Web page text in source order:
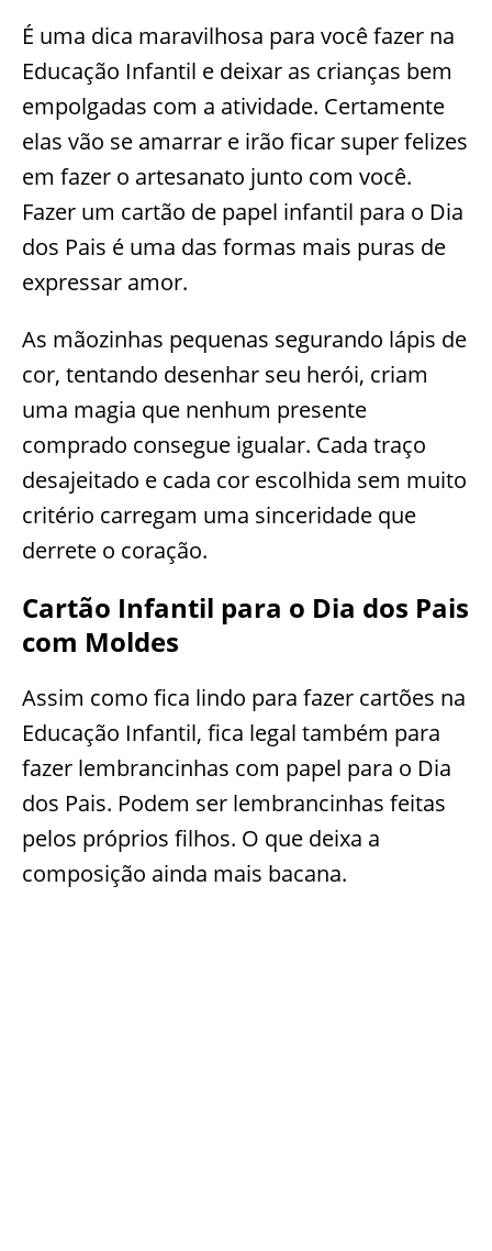
É uma dica maravilhosa para você fazer na
Educação Infantil e deixar as crianças bem
empolgadas com a atividade. Certamente
elas vão se amarrar e irão ficar super felizes
em fazer o artesanato junto com você.
Fazer um cartão de papel infantil para o Dia
dos Pais é uma das formas mais puras de
expressar amor.
As mãozinhas pequenas segurando lápis de
cor, tentando desenhar seu herói, criam
uma magia que nenhum presente
comprado consegue igualar. Cada traço
desajeitado e cada cor escolhida sem muito
critério carregam uma sinceridade que
derrete o coração.
Cartão Infantil para o Dia dos Pais
com Moldes
Assim como fica lindo para fazer cartões na
Educação Infantil, fica legal também para
fazer lembrancinhas com papel para o Dia
dos Pais. Podem ser lembrancinhas feitas
pelos próprios filhos. O que deixa a
composição ainda mais bacana.